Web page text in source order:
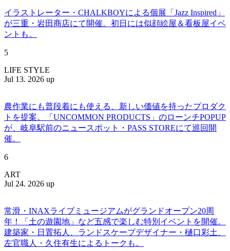
イラストレーター・CHALKBOYによる個展「Jazz Inspired」
が三重・岩田商店にて開催。初日には似顔絵屋＆看板屋イベ
ントも。
5
LIFE STYLE
Jul 13. 2026 up
農作業にも普段着にも使える、新しい価値を持ったプロダク
トを提案。「UNCOMMON PRODUCTS」のローンチPOPUP
が、岐阜駅前のニュースポット・PASS STOREにて巡回開
催。
6
ART
Jul 24. 2026 up
常滑・INAXライブミュージアムがグランドオープン20周
年！「土の遊園地」など五感で楽しむ特別イベントを開催。
建築家・日置拓人、ランドスケープデザイナー・樋口彩土、
左官職人・久住有生によるトークも。